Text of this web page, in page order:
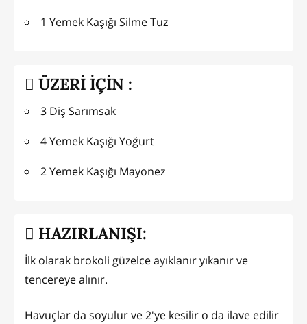
1 Yemek Kaşığı Silme Tuz
ÜZERİ İÇİN :
3 Diş Sarımsak
4 Yemek Kaşığı Yoğurt
2 Yemek Kaşığı Mayonez
HAZIRLANIŞI:
İlk olarak brokoli güzelce ayıklanır yıkanır ve
tencereye alınır.
Havuçlar da soyulur ve 2'ye kesilir o da ilave edilir